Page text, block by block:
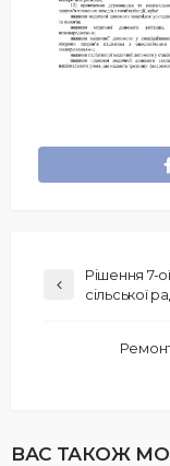
Рішення 7-
сільської
ВАС ТАКОЖ